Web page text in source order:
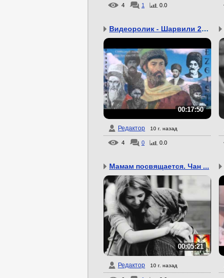
4 1 0.0
Видеоролик - Шарвили 2016
00:17:50
Редактор 10 г. назад
4 0 0.0
Мамам посвящается. Чан ...
00:05:21
Редактор 10 г. назад